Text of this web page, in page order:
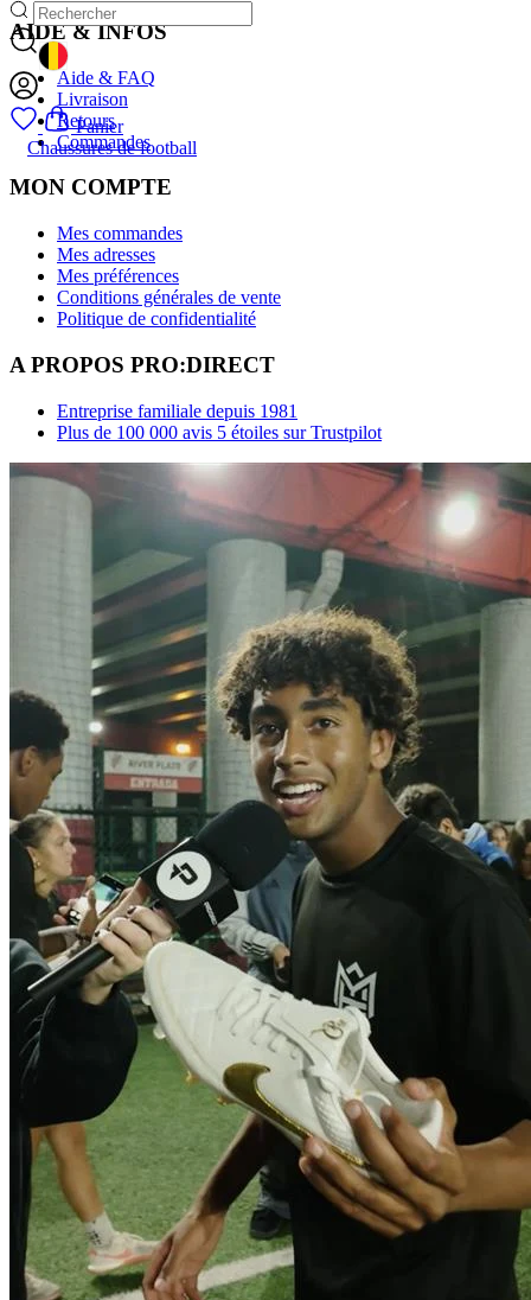
GEOLOCATION BUTTON: BELGIQUE
Panier
Chaussures de football
AIDE & INFOS
Aide & FAQ
Livraison
Retours
Commandes
MON COMPTE
Mes commandes
Mes adresses
Mes préférences
Conditions générales de vente
Politique de confidentialité
A PROPOS PRO:DIRECT
Entreprise familiale depuis 1981
Plus de 100 000 avis 5 étoiles sur Trustpilot